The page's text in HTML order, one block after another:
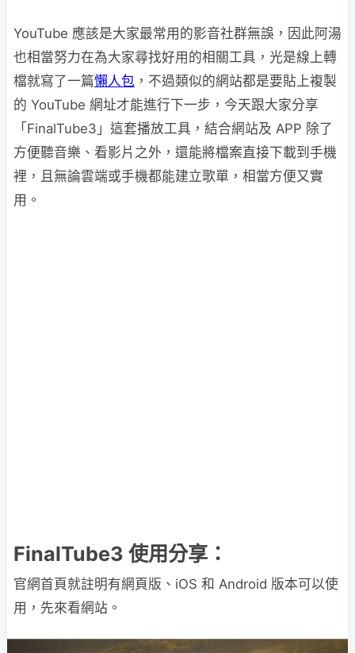
YouTube 應該是大家最常用的影音社群無誤，因此阿湯
也相當努力在為大家尋找好用的相關工具，光是線上轉
檔就寫了一篇懶人包 ，不過類似的網站都是要貼上複製
的 YouTube 網址才能進行下一步，今天跟大家分享
「FinalTube3」這套播放工具，結合網站及 APP 除了
方便聽音樂、看影片之外，還能將檔案直接下載到手機
裡，且無論雲端或手機都能建立歌單，相當方便又實
用。
FinalTube3 使用分享：
官網首頁就註明有網頁版、iOS 和 Android 版本可以使
用，先來看網站。